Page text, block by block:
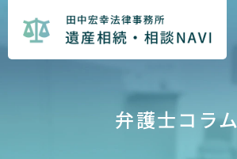
弁護士コラム